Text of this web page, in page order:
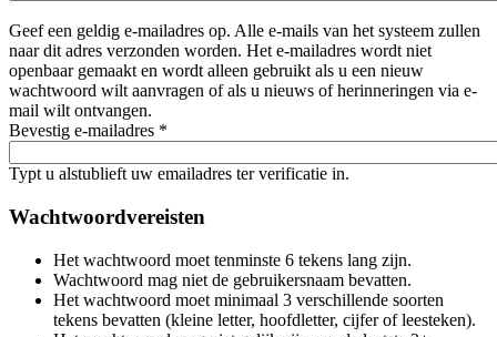
Geef een geldig e-mailadres op. Alle e-mails van het systeem zullen
naar dit adres verzonden worden. Het e-mailadres wordt niet
openbaar gemaakt en wordt alleen gebruikt als u een nieuw
wachtwoord wilt aanvragen of als u nieuws of herinneringen via e-
mail wilt ontvangen.
Bevestig e-mailadres *
Typt u alstublieft uw emailadres ter verificatie in.
Wachtwoordvereisten
Het wachtwoord moet tenminste 6 tekens lang zijn.
Wachtwoord mag niet de gebruikersnaam bevatten.
Het wachtwoord moet minimaal 3 verschillende soorten
tekens bevatten (kleine letter, hoofdletter, cijfer of leesteken).